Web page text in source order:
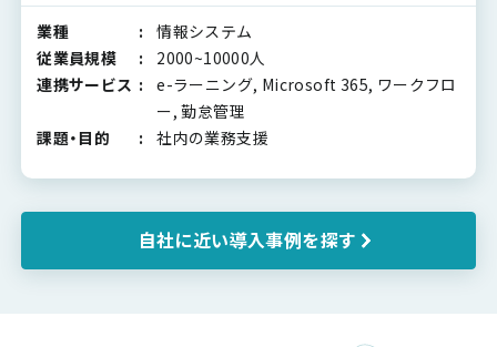
業種
情報システム
従業員規模
2000~10000人
連携サービス
e-ラーニング, Microsoft 365, ワークフロ
ー, 勤怠管理
課題・目的
社内の業務支援
自社に近い導入事例を探す